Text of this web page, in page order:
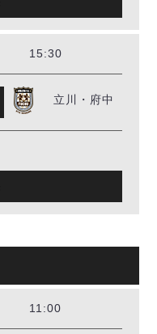
15:30
立川・府中
11:00